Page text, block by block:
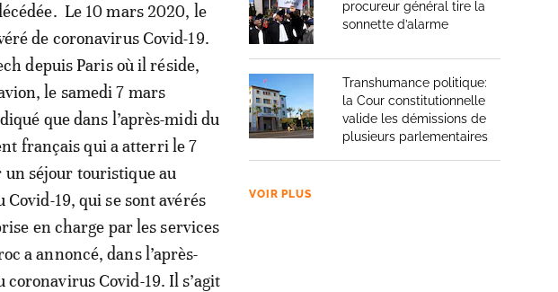
Le 10 mars 2020, le
de coronavirus Covid-19.
depuis Paris où il réside,
le samedi 7 mars
que dans l’après-midi du
français qui a atterri le 7
séjour touristique au
19, qui se sont avérés
en charge par les services
a annoncé, dans l’après-
Covid-19. Il s’agit
procureur général tire la
sonnette d’alarme
Transhumance politique:
la Cour constitutionnelle
valide les démissions de
plusieurs parlementaires
VOIR PLUS